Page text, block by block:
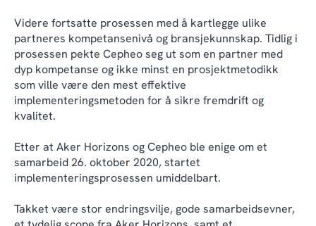
Videre fortsatte prosessen med å kartlegge ulike
partneres kompetansenivå og bransjekunnskap. Tidlig i
prosessen pekte Cepheo seg ut som en partner med
dyp kompetanse og ikke minst en prosjektmetodikk
som ville være den mest effektive
implementeringsmetoden for å sikre fremdrift og
kvalitet.
Etter at Aker Horizons og Cepheo ble enige om et
samarbeid 26. oktober 2020, startet
implementeringsprosessen umiddelbart.
Takket være stor endringsvilje, gode samarbeidsevner,